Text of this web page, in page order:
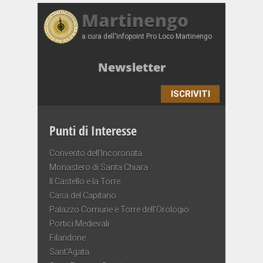
Martinengo
a cura dell'Infopoint Pro Loco Martinengo
Newsletter
ISCRIVITI
Punti di Interesse
Convento dell’Incoronata
Monastero di Santa Chiara
Il Castello e la Torre
Casa del Capitano
Palazzo Comune e Torre dell’Orologio
Portici Medievali
Filandone
Sant’Agata